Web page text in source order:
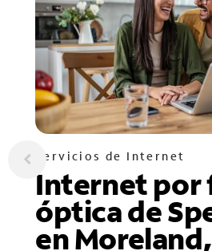
Servicios de Internet
Internet por
óptica de
en